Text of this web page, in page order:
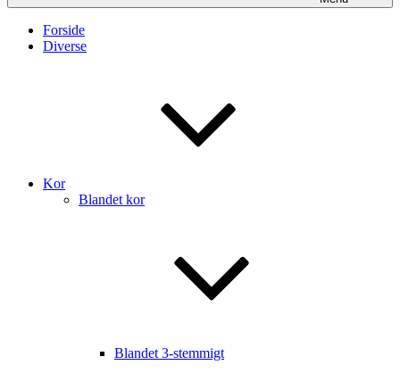
Forside
Diverse
Kor
Blandet kor
Blandet 3-stemmigt